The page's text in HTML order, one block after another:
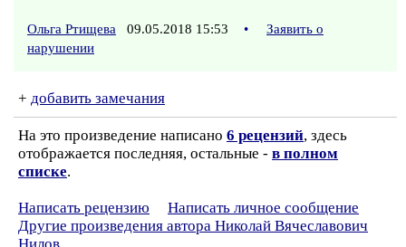
Ольга Ртищева 09.05.2018 15:53 •
Заявить о
нарушении
+ добавить замечания
На это произведение написано 6 рецензий, здесь
отображается последняя, остальные - в полном
списке.
Написать рецензию
Написать личное сообщение
Другие произведения автора Николай Вячеславович